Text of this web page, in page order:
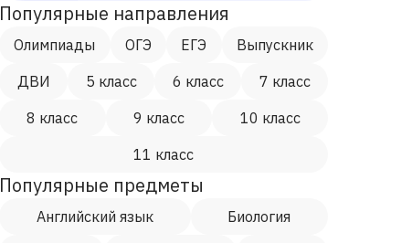
Популярные направления
Олимпиады ОГЭ ЕГЭ
Выпускник
ДВИ
5 класс 6 класс
7 класс
8 класс
9 класс
10 класс
11 класс
Популярные предметы
Английский язык
Биология